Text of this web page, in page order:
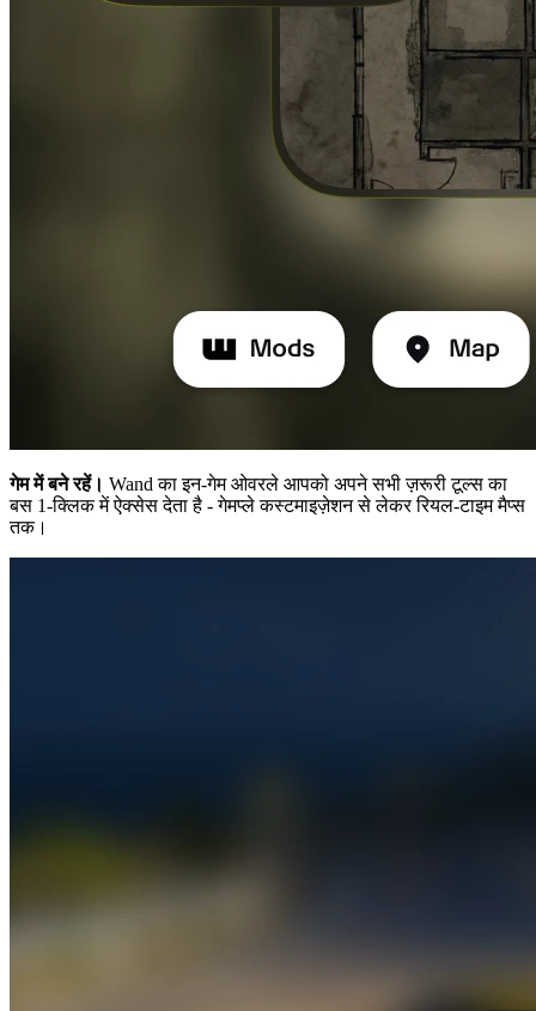
गेम में बने रहें। Wand का इन-गेम ओवरले आपको अपने सभी ज़रूरी टूल्स का
बस 1-क्लिक में ऐक्सेस देता है - गेमप्ले कस्टमाइज़ेशन से लेकर रियल-टाइम मैप्स
तक।